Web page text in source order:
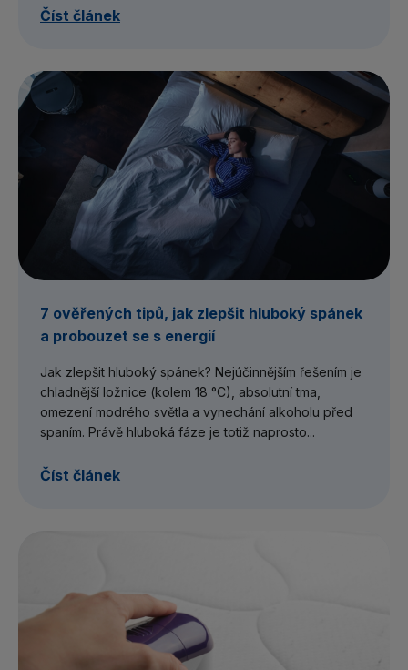
Číst článek
7 ověřených tipů, jak zlepšit hluboký spánek
a probouzet se s energií
Jak zlepšit hluboký spánek? Nejúčinnějším řešením je
chladnější ložnice (kolem 18 °C), absolutní tma,
omezení modrého světla a vynechání alkoholu před
spaním. Právě hluboká fáze je totiž naprosto...
Číst článek